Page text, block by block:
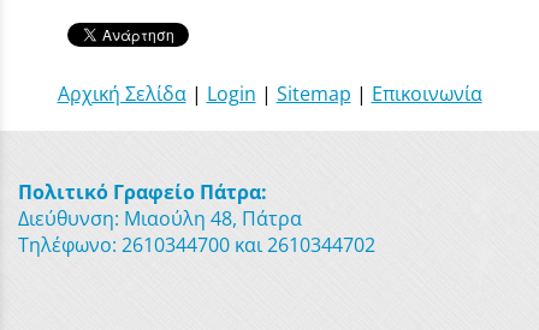
Αρχική Σελίδα| Login | Sitemap | Επικοινωνία
Πολιτικό Γραφείο Πάτρα:
Διεύθυνση: Μιαούλη 48, Πάτρα
Τηλέφωνο: 2610344700 και 2610344702